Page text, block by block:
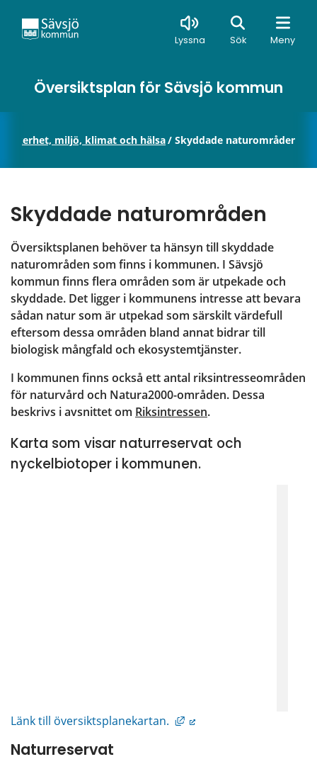
Lyssna Sök Meny
Sök
Översiktsplan för Sävsjö kommun
Säkerhet, miljö, klimat och hälsa/ Skyddade naturområden
Skyddade naturområden
Översiktsplanen behöver ta hänsyn till skyddade
naturområden som finns i kommunen. I Sävsjö
kommun finns flera områden som är utpekade och
skyddade. Det ligger i kommunens intresse att bevara
sådan natur som är utpekad som särskilt värdefull
eftersom dessa områden bland annat bidrar till
biologisk mångfald och ekosystemtjänster.
I kommunen finns också ett antal riksintresseområden
för naturvård och Natura2000-områden. Dessa
beskrivs i avsnittet om Riksintressen.
Karta som visar naturreservat och
nyckelbiotoper i kommunen.
Länk till översiktsplanekartan. Länk till annan
Naturreservat